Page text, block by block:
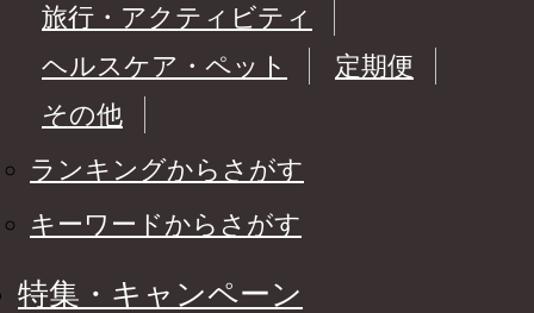
旅行・アクティビティ
ヘルスケア・ペット
定期便
その他
ランキングからさがす
キーワードからさがす
特集・キャンペーン